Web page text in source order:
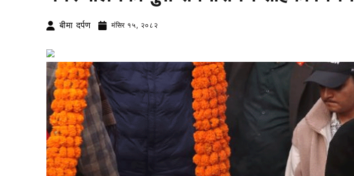
बीमा दर्पण मंसिर १५, २०८२